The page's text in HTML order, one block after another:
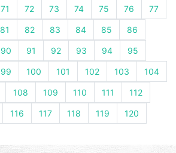
71 72 73 74 75 76 77
81 82 83 84 85 86
90 91 92 93 94 95
99 100 101 102 103 104
108 109 110 111 112
116 117 118 119 120